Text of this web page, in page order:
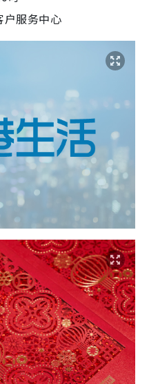
户服务中心